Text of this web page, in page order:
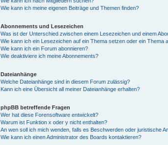
Wie kann ich meine eigenen Beiträge und Themen finden?
Abonnements und Lesezeichen
Was ist der Unterschied zwischen einem Lesezeichen und einem
Wie kann ich ein Lesezeichen auf ein Thema setzen oder ein Thema
Wie kann ich ein Forum abonnieren?
Wie deaktiviere ich meine Abonnements?
Dateianhänge
Welche Dateianhänge sind in diesem Forum zulässig?
Kann ich eine Übersicht all meiner Dateianhänge erhalten?
phpBB betreffende Fragen
Wer hat diese Forensoftware entwickelt?
Warum ist Funktion x oder y nicht enthalten?
An wen soll ich mich wenden, falls es Beschwerden oder juristische
Wie kann ich einen Administrator des Boards kontaktieren?